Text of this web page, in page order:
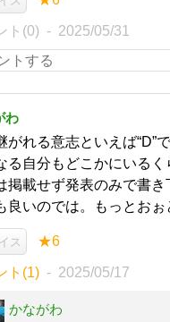
ト(0) 2025/05/31
わ
がれる意志といえば“D”
る自分もどこかにいる
掲載せず発表のみで書
良いのでは。もっとおぉ
ス ★6
ト(1) 2025/05/17
かながわ